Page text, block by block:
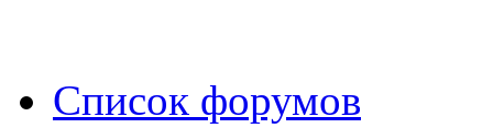
Список форумов